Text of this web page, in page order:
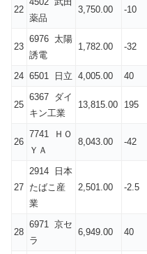
22
薬品
3,750.00 -10
23
6976 太陽
誘電
1,782.00 -32
24 6501 日立 4,005.00 40
25
6367 ダイ
キン工業
13,815.00 195
26
7741 ＨＯ
ＹＡ
8,043.00 -42
27
2914 日本
たばこ産
業
2,501.00 -2.5
28
6971 京セ
ラ
6,949.00 40